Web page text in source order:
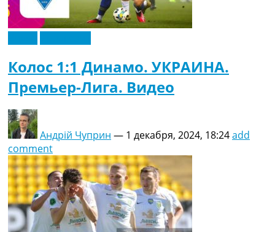
Колос 1:1 Динамо. УКРАИНА.
Премьер-Лига. Видео
Андрій Чуприн — 1 декабря, 2024, 18:24add
comment